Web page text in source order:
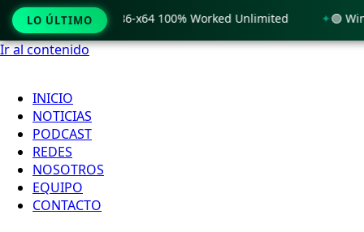
Ir al contenido
INICIO
NOTICIAS
PODCAST
REDES
NOSOTROS
EQUIPO
CONTACTO
LO ÚLTIMO
11 x86-x64 100% Worked Unlimited 🟢 WinRAR